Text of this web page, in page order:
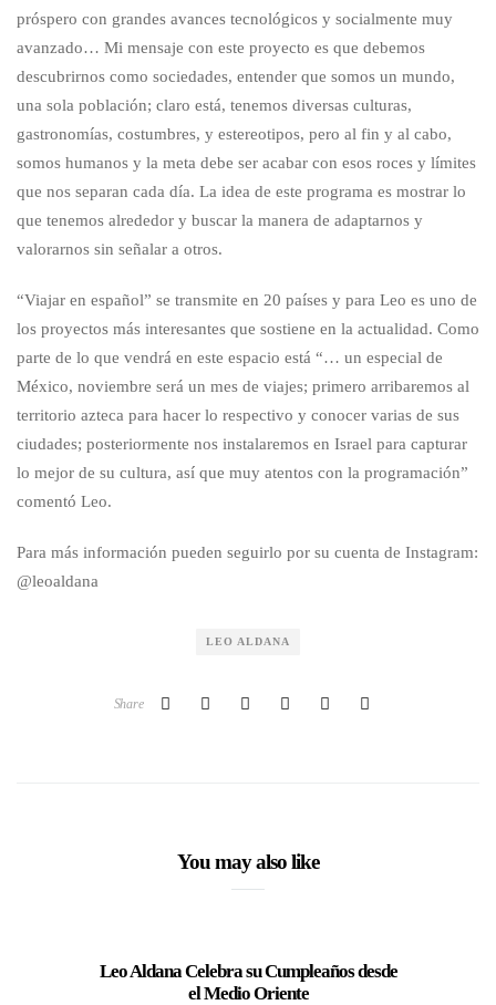
próspero con grandes avances tecnológicos y socialmente muy
avanzado… Mi mensaje con este proyecto es que debemos
descubrirnos como sociedades, entender que somos un mundo,
una sola población; claro está, tenemos diversas culturas,
gastronomías, costumbres, y estereotipos, pero al fin y al cabo,
somos humanos y la meta debe ser acabar con esos roces y límites
que nos separan cada día. La idea de este programa es mostrar lo
que tenemos alrededor y buscar la manera de adaptarnos y
valorarnos sin señalar a otros.
“Viajar en español” se transmite en 20 países y para Leo es uno de
los proyectos más interesantes que sostiene en la actualidad. Como
parte de lo que vendrá en este espacio está “… un especial de
México, noviembre será un mes de viajes; primero arribaremos al
territorio azteca para hacer lo respectivo y conocer varias de sus
ciudades; posteriormente nos instalaremos en Israel para capturar
lo mejor de su cultura, así que muy atentos con la programación”
comentó Leo.
Para más información pueden seguirlo por su cuenta de Instagram:
@leoaldana
LEO ALDANA
Share
You may also like
Leo Aldana Celebra su Cumpleaños desde
el Medio Oriente